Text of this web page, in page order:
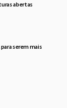
abertas
para serem mais